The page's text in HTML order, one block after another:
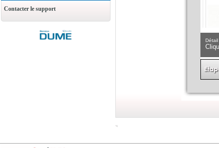
Contacter le support
Préparation de la réponse